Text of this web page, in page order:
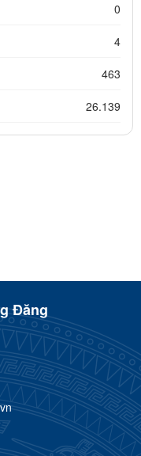
0
4
463
26.139
Đăng